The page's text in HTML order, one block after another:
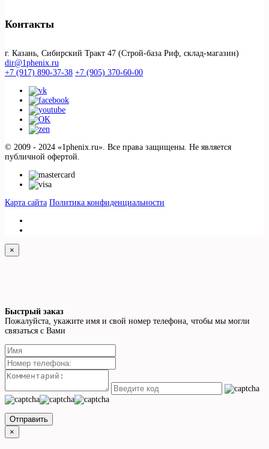
Контакты
г. Казань, Сибирский Тракт 47 (Строй-база Риф, склад-магазин)
dir@1phenix.ru
+7 (917) 890-37-38 +7 (905) 370-60-00
© 2009 - 2024 «1phenix.ru». Все права защищены. Не является
публичной офертой.
Карта сайта Политика конфиденциальности
×
Быстрый заказ
Пожалуйста, укажите имя и свой номер телефона, чтобы мы могли
связаться с Вами
Отправить
×